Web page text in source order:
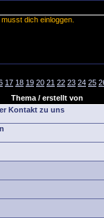
dich einloggen.
17 18 19 20 21 22 23 24 25
Thema / erstellt von
Kontakt zu uns